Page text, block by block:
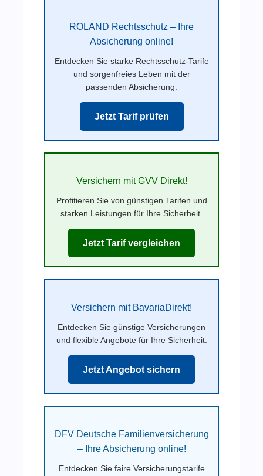
ROLAND Rechtsschutz – Ihre
Absicherung online!
Entdecken Sie starke Rechtsschutz-Tarife
und sorgenfreies Leben mit der
passenden Absicherung.
Jetzt Tarif prüfen
Versichern mit GVV Direkt!
Profitieren Sie von günstigen Tarifen und
starken Leistungen für Ihre Sicherheit.
Jetzt Tarif vergleichen
Versichern mit BavariaDirekt!
Entdecken Sie günstige Versicherungen
und flexible Angebote für Ihre Sicherheit.
Jetzt Angebot sichern
DFV Deutsche Familienversicherung
– Ihre Absicherung online!
Entdecken Sie faire Versicherungstarife